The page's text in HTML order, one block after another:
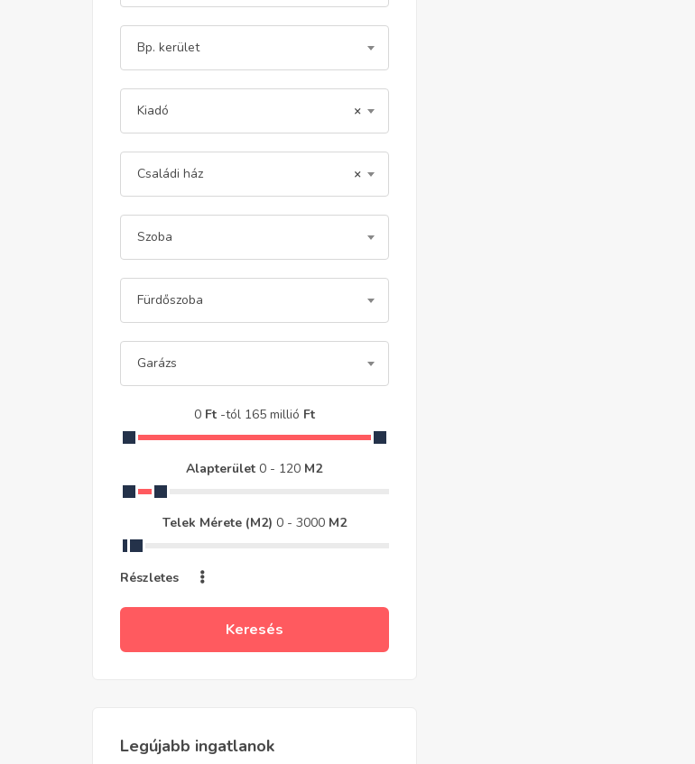
Bp. kerület
×
Kiadó
×
Családi ház
Szoba
Fürdőszoba
Garázs
0 Ft -tól 165 millió Ft
Alapterület0 - 120 M2
Telek Mérete (m2) 0 - 3000 M2
Részletes
Keresés
Legújabb ingatlanok